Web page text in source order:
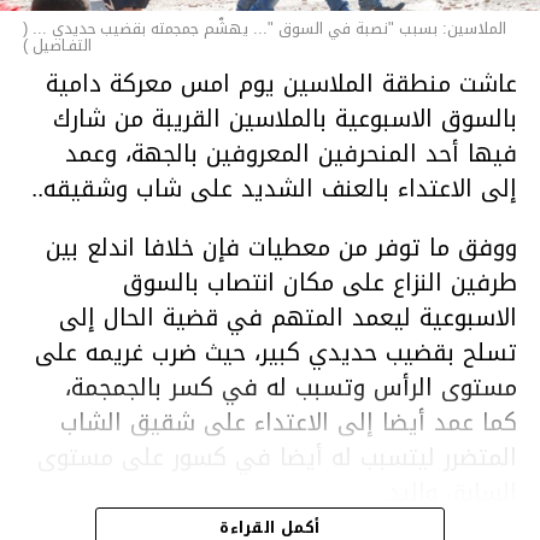
الملاسين: بسبب "نصبة في السوق "... يهشّم جمجمته بقضيب حديدي ... (
التفـاصيل )
عاشت منطقة الملاسين يوم امس معركة دامية
بالسوق الاسبوعية بالملاسين القريبة من شارك
فيها أحد المنحرفين المعروفين بالجهة، وعمد
إلى الاعتداء بالعنف الشديد على شاب وشقيقه..
ووفق ما توفر من معطيات فإن خلافا اندلع بين
طرفين النزاع على مكان انتصاب بالسوق
الاسبوعية ليعمد المتهم في قضية الحال إلى
تسلح بقضيب حديدي كبير، حيث ضرب غريمه على
مستوى الرأس وتسبب له في كسر بالجمجمة،
كما عمد أيضا إلى الاعتداء على شقيق الشاب
المتضرر ليتسبب له أيضا في كسور على مستوى
هذا وقد تمكن أعوان مركز الأمن الوطني بحي
أكمل القراءة